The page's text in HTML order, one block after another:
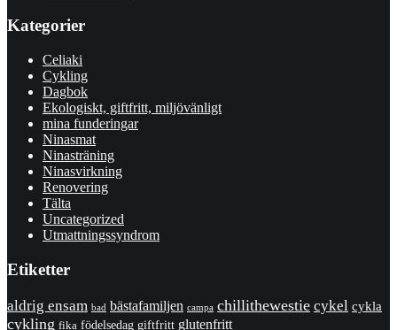
Kategorier
Celiaki
Cykling
Dagbok
Ekologiskt, giftfritt, miljövänligt
mina funderingar
Ninasmat
Ninasträning
Ninasvirkning
Renovering
Tälta
Uncategorized
Utmattningssyndrom
Etiketter
aldrig ensam bad bästafamiljen campa chillithewestie cykel cykla
cykling fika födelsedag giftfritt glutenfritt